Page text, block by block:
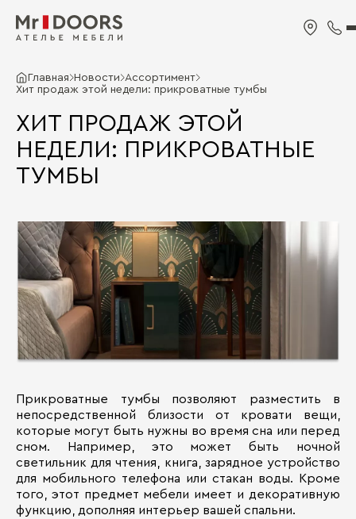
Главная Новости Ассортимент
Хит продаж этой недели: прикроватные тумбы
ХИТ ПРОДАЖ ЭТОЙ
НЕДЕЛИ: ПРИКРОВАТНЫЕ
ТУМБЫ
Прикроватные тумбы позволяют разместить в
непосредственной близости от кровати вещи,
которые могут быть нужны во время сна или перед
сном. Например, это может быть ночной
светильник для чтения, книга, зарядное устройство
для мобильного телефона или стакан воды. Кроме
того, этот предмет мебели имеет и декоративную
функцию, дополняя интерьер вашей спальни.